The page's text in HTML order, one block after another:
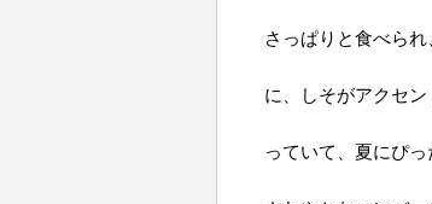
さっぱりと食べられ
に、しそがアクセン
っていて、夏にぴ